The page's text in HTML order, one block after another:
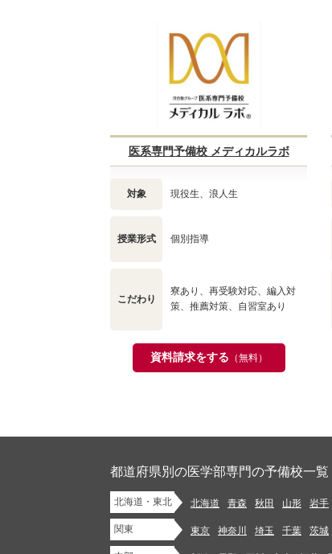
医系専門予備校 メディカルラボ
対象 現役生、浪人生
授業形式 個別指導
こだわり
寮あり、再受験対応、編入対
策、推薦対策、自習室あり
資料請求をする （無料）
都道府県別の医学部専門の予備校一覧
北海道・東北 北海道 青森 秋田 山形 岩手
関東 東京 神奈川 埼玉 千葉 茨城